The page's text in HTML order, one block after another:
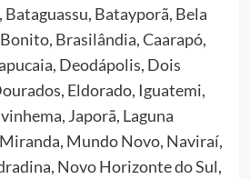
Batayporã, Bela
Brasilândia, Caarapó,
Deodápolis, Dois
Eldorado, Iguatemi,
Japorã, Laguna
Mundo Novo, Naviraí,
Novo Horizonte do Sul,